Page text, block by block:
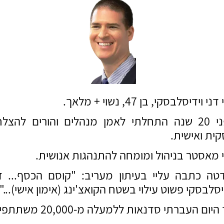
וידיסלבסקי, בן 47, נשוי + מלאך.
לפני 20 שנה התחלתי לאמן מנהלים והורים
ואישית.
מאסטר בניהול ומומחה להתנהגות אנושית.
כתבה עליי בעיתון מעריב: "קוסם הכסף...
פשוט עילוי בשטח הקואצ'ינג (אימון
העברתי סדנאות ללמעלה מ-20,000 משתתפים.